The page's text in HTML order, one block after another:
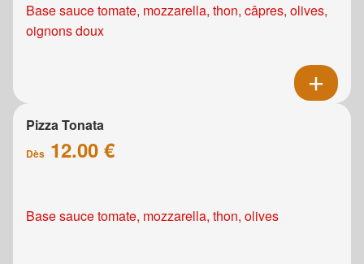
Base sauce tomate, mozzarella, thon, câpres, olives,
oignons doux
Pizza Tonata
Dès 12.00 €
Base sauce tomate, mozzarella, thon, olives